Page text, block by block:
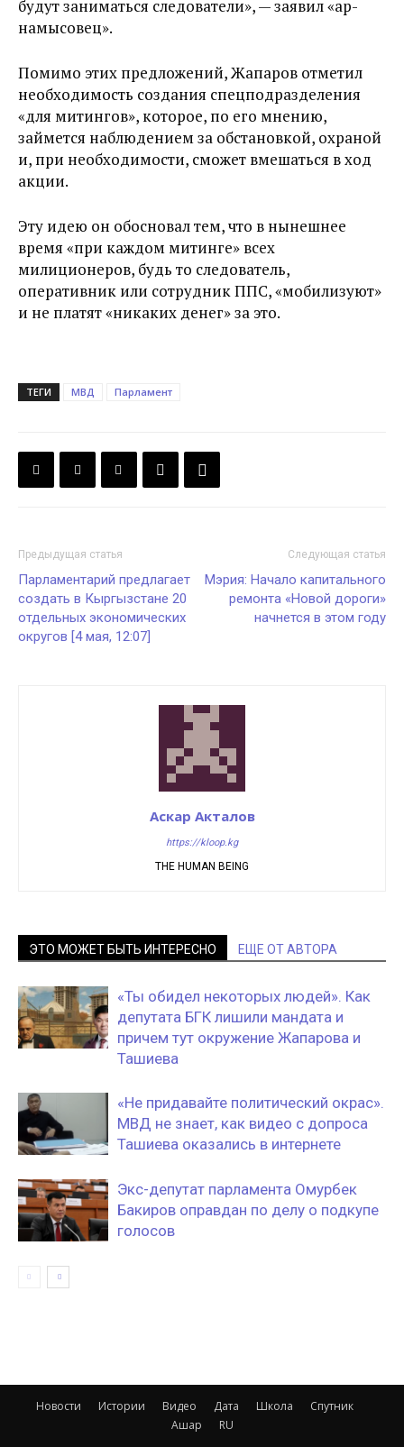
будут заниматься следователи», — заявил «ар-
намысовец».
Помимо этих предложений, Жапаров отметил
необходимость создания спецподразделения
«для митингов», которое, по его мнению,
займется наблюдением за обстановкой, охраной
и, при необходимости, сможет вмешаться в ход
акции.
Эту идею он обосновал тем, что в нынешнее
время «при каждом митинге» всех
милиционеров, будь то следователь,
оперативник или сотрудник ППС, «мобилизуют»
и не платят «никаких денег» за это.
ТЕГИ МВД Парламент
Предыдущая статья
Парламентарий предлагает
создать в Кыргызстане 20
отдельных экономических
округов [4 мая, 12:07]
Следующая статья
Мэрия: Начало капитального
ремонта «Новой дороги»
начнется в этом году
Аскар Акталов
https://kloop.kg
THE HUMAN BEING
ЭТО МОЖЕТ БЫТЬ ИНТЕРЕСНО ЕЩЕ ОТ АВТОРА
«Ты обидел некоторых людей». Как
депутата БГК лишили мандата и
причем тут окружение Жапарова и
Ташиева
«Не придавайте политический окрас».
МВД не знает, как видео с допроса
Ташиева оказались в интернете
Экс-депутат парламента Омурбек
Бакиров оправдан по делу о подкупе
голосов
Новости Истории Видео Дата Школа
Спутник
Ашар
RU